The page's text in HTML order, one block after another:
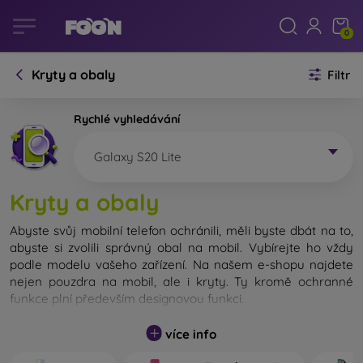
0
Kryty a obaly Filtr
Rychlé vyhledávání
Galaxy S20 Lite
Kryty a obaly
Abyste svůj mobilní telefon ochránili, měli byste dbát na to,
abyste si zvolili správný obal na mobil. Vybírejte ho vždy
podle modelu vašeho zařízení. Na našem e-shopu najdete
nejen pouzdra na mobil, ale i kryty. Ty kromě ochranné
funkce plní především designovou funkci.
Kryt na mobil můžeme také nazvat zadní kryt. Je určen na
ochranu zadní části telefonu. Jednotlivé kryty na mobil se
více info